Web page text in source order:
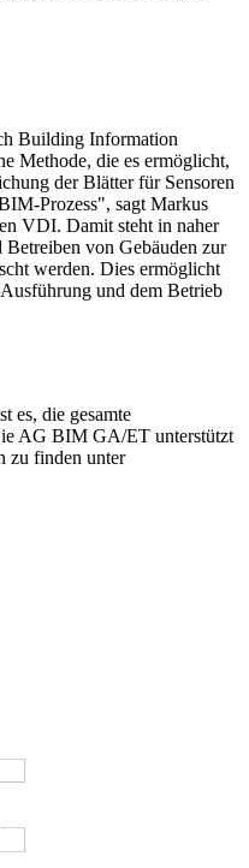
Building Information
Methode, die es ermöglicht,
der Blätter für Sensoren
Prozess", sagt Markus
VDI. Damit steht in naher
von Gebäuden zur
werden. Dies ermöglicht
und dem Betrieb
es, die gesamte
AG BIM GA/ET unterstützt
zu finden unter